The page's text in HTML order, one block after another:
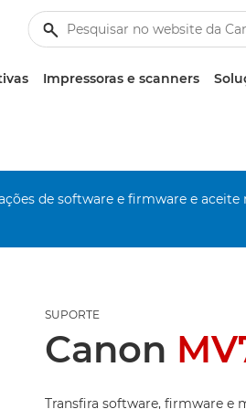
Impressoras e scanners
de software e firmware e aceite
SUPORTE
Canon
Transfira software, firmware e